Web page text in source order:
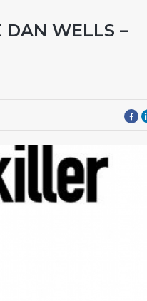
DAN WELLS –